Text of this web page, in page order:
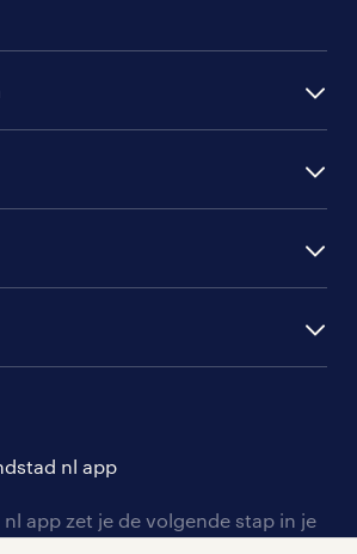
nl app
app zet je de volgende stap in je